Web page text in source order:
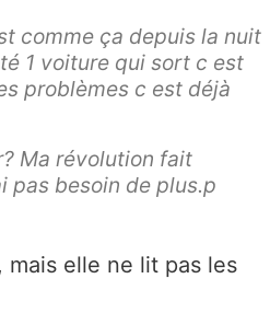
comme ça depuis la nuit
1 voiture qui sort c est
problèmes c est déjà
Ma révolution fait
pas besoin de plus.p
mais elle ne lit pas les